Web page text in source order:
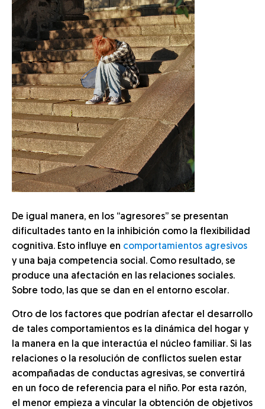
De igual manera, en los “agresores” se presentan
dificultades tanto en la inhibición como la flexibilidad
cognitiva. Esto influye en comportamientos agresivos
y una baja competencia social. Como resultado, se
produce una afectación en las relaciones sociales.
Sobre todo, las que se dan en el entorno escolar.
Otro de los factores que podrían afectar el desarrollo
de tales comportamientos es la dinámica del hogar y
la manera en la que interactúa el núcleo familiar. Si las
relaciones o la resolución de conflictos suelen estar
acompañadas de conductas agresivas, se convertirá
en un foco de referencia para el niño. Por esta razón,
el menor empieza a vincular la obtención de objetivos